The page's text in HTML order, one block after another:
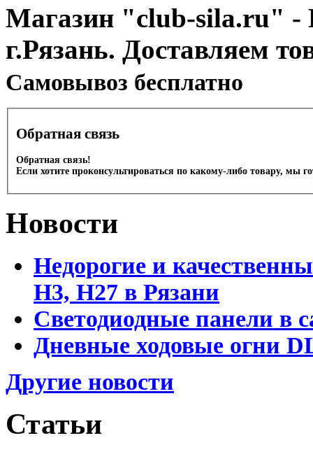
Магазин "club-sila.ru" -
г.Рязань. Доставляем
Cамовывоз бесплатно
Обратная связь
Обратная связь!
Если хотите проконсультироваться по какому-либо товару, мы
Новости
Недорогие и
Н3, Н27 в Рязани
Светодиодные панели в
Дневные ходовые огни
Другие новости
Статьи